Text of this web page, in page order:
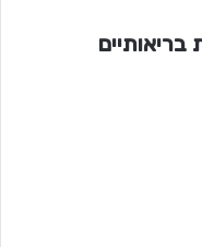
בריאותיים